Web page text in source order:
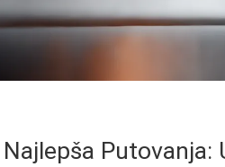
Najlepša Putovanja: